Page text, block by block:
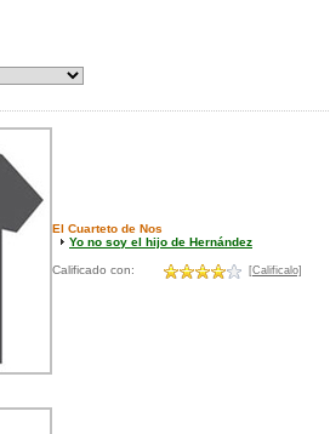
El Cuarteto de Nos
Yo no soy el hijo de Hernández
Calificado con: [Calificalo]